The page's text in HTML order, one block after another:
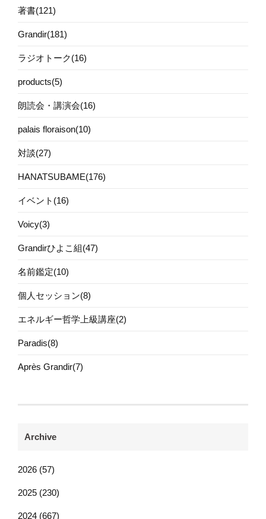
著書(121)
Grandir(181)
ラジオトーク(16)
products(5)
朗読会・講演会(16)
palais floraison(10)
対談(27)
HANATSUBAME(176)
イベント(16)
Voicy(3)
Grandirひよこ組(47)
名前鑑定(10)
個人セッション(8)
エネルギー哲学上級講座(2)
Paradis(8)
Après Grandir(7)
Archive
2026 (57)
2025 (230)
2024 (667)